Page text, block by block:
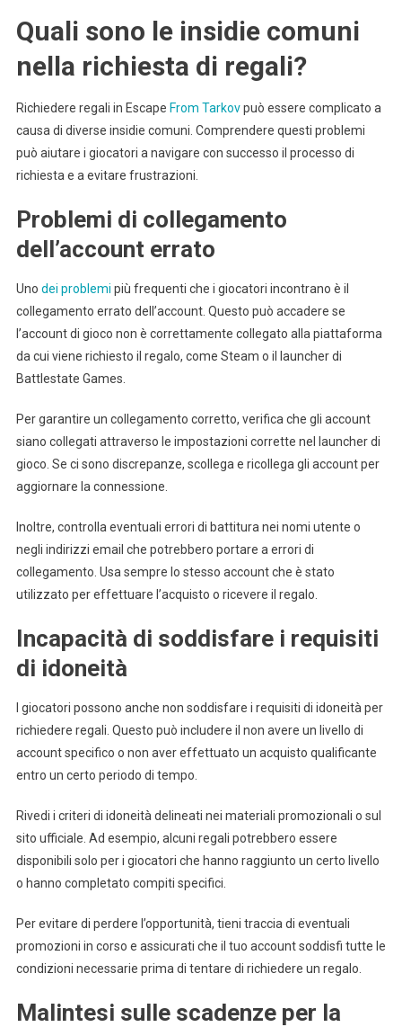
Quali sono le insidie comuni
nella richiesta di regali?
Richiedere regali in Escape From Tarkovpuò essere complicato a
causa di diverse insidie comuni. Comprendere questi problemi
può aiutare i giocatori a navigare con successo il processo di
richiesta e a evitare frustrazioni.
Problemi di collegamento
dell’account errato
Uno dei problemi più frequenti che i giocatori incontrano è il
collegamento errato dell’account. Questo può accadere se
l’account di gioco non è correttamente collegato alla piattaforma
da cui viene richiesto il regalo, come Steam o il launcher di
Battlestate Games.
Per garantire un collegamento corretto, verifica che gli account
siano collegati attraverso le impostazioni corrette nel launcher di
gioco. Se ci sono discrepanze, scollega e ricollega gli account per
aggiornare la connessione.
Inoltre, controlla eventuali errori di battitura nei nomi utente o
negli indirizzi email che potrebbero portare a errori di
collegamento. Usa sempre lo stesso account che è stato
utilizzato per effettuare l’acquisto o ricevere il regalo.
Incapacità di soddisfare i requisiti
di idoneità
I giocatori possono anche non soddisfare i requisiti di idoneità per
richiedere regali. Questo può includere il non avere un livello di
account specifico o non aver effettuato un acquisto qualificante
entro un certo periodo di tempo.
Rivedi i criteri di idoneità delineati nei materiali promozionali o sul
sito ufficiale. Ad esempio, alcuni regali potrebbero essere
disponibili solo per i giocatori che hanno raggiunto un certo livello
o hanno completato compiti specifici.
Per evitare di perdere l’opportunità, tieni traccia di eventuali
promozioni in corso e assicurati che il tuo account soddisfi tutte le
condizioni necessarie prima di tentare di richiedere un regalo.
Malintesi sulle scadenze per la